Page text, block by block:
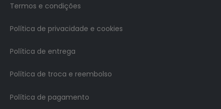
Termos e condições
Política de privacidade e cookies
Política de entrega
Política de troca e reembolso
Política de pagamento